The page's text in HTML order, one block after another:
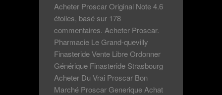
Acheter Proscar Original Note 4.6
étoiles, basé sur 178
commentaires. Acheter Proscar.
Pharmacie Le Grand-quevilly
Finasteride Vente Libre Ordonner
Générique Finasteride Strasbourg
Acheter Du Vrai Proscar Bon
Marché Proscar Generique Achat